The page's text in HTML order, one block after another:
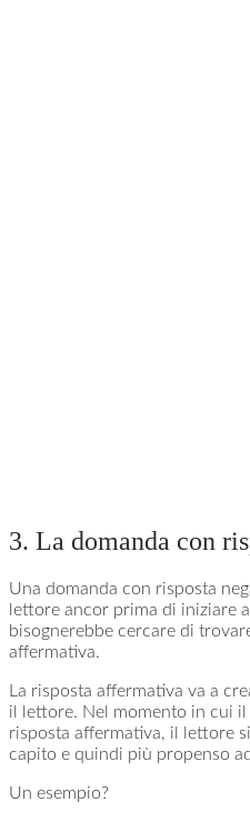
3. La domanda con
Una domanda con risposta
lettore ancor prima di iniziare
bisognerebbe cercare di
affermativa.
La risposta affermativa va a
il lettore. Nel momento in cui
risposta affermativa, il lettore
capito e quindi più propenso
Un esempio?